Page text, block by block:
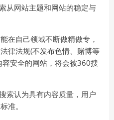
从网站主题和网站的稳定与
在自己领域不断做精做专，
律法规(不发布色情、赌博等
安全的网站，将会被360搜
索认为具有内容质量，用户
准。